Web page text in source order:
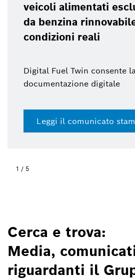
veicoli alimentati
da benzina
condizioni reali
Digital Fuel Twin consente
documentazione digitale
Leggi il comunicato
1 / 5
Cerca e trova:
Media,
riguardanti il